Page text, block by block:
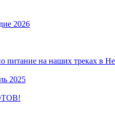
2026
питание на наших треках в
2025